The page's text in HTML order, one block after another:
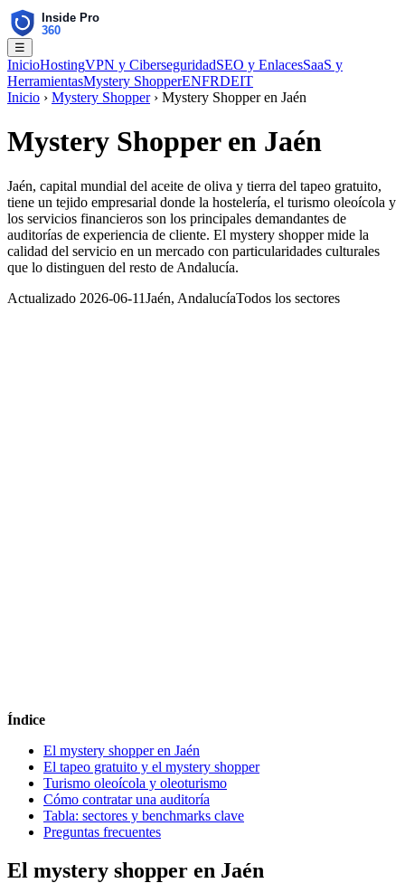
☰
InicioHostingVPN y CiberseguridadSEO y EnlacesSaaS y
HerramientasMystery ShopperENFRDEIT
Inicio › Mystery Shopper› Mystery Shopper en Jaén
Mystery Shopper en Jaén
Jaén, capital mundial del aceite de oliva y tierra del tapeo gratuito,
tiene un tejido empresarial donde la hostelería, el turismo oleoícola y
los servicios financieros son los principales demandantes de
auditorías de experiencia de cliente. El mystery shopper mide la
calidad del servicio en un mercado con particularidades culturales
que lo distinguen del resto de Andalucía.
Actualizado 2026-06-11Jaén, AndalucíaTodos los sectores
Índice
El mystery shopper en Jaén
El tapeo gratuito y el mystery shopper
Turismo oleoícola y oleo­turismo
Cómo contratar una auditoría
Tabla: sectores y benchmarks clave
Preguntas frecuentes
El mystery shopper en Jaén